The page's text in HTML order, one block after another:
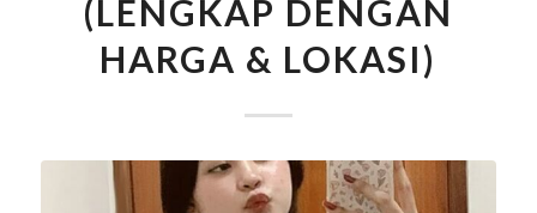
(LENGKAP DENGAN
HARGA & LOKASI)